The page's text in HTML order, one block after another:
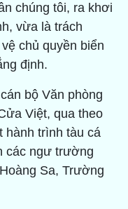
chúng tôi, ra khơi
vừa là trách
chủ quyền biển
định.
bộ Văn phòng
Việt, qua theo
hành trình tàu cá
các ngư trường
Sa, Trường